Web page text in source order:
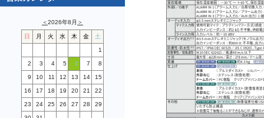
＜2026年8月 ＞
日 月 火 水 木 金 土
1
2 3 4 5 6 7 8
9 10 11 12 13 14 15
16 17 18 19 20 21 22
23 24 25 26 27 28 29